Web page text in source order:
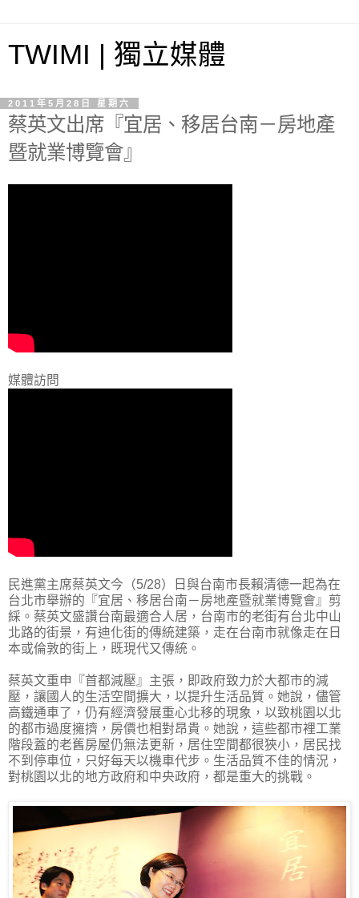
TWIMI | 獨立媒體
2011年5月28日 星期六
蔡英文出席『宜居、移居台南－房地產
暨就業博覽會』
媒體訪問
民進黨主席蔡英文今（5/28）日與台南市長賴清德一起為在
台北市舉辦的『宜居、移居台南－房地產暨就業博覽會』剪
綵。蔡英文盛讚台南最適合人居，台南市的老街有台北中山
北路的街景，有迪化街的傳統建築，走在台南市就像走在日
本或倫敦的街上，既現代又傳統。
蔡英文重申『首都減壓』主張，即政府致力於大都市的減
壓，讓國人的生活空間擴大，以提升生活品質。她說，儘管
高鐵通車了，仍有經濟發展重心北移的現象，以致桃園以北
的都市過度擁擠，房價也相對昂貴。她說，這些都市裡工業
階段蓋的老舊房屋仍無法更新，居住空間都很狹小，居民找
不到停車位，只好每天以機車代步。生活品質不佳的情況，
對桃園以北的地方政府和中央政府，都是重大的挑戰。